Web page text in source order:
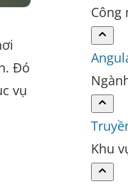
Đó
vụ
Công
Khu